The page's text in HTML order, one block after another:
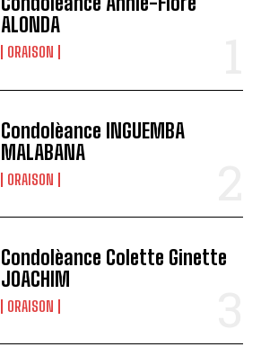
ALONDA
ORAISON
Condolèance INGUEMBA
MALABANA
ORAISON
Condolèance Colette Ginette
JOACHIM
ORAISON